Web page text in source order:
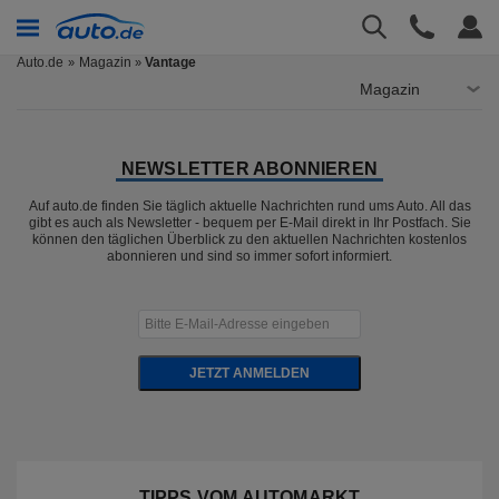
Auto.de Magazin » Vantage
Magazin
NEWSLETTER ABONNIEREN
Auf auto.de finden Sie täglich aktuelle Nachrichten rund ums Auto. All das
gibt es auch als Newsletter - bequem per E-Mail direkt in Ihr Postfach. Sie
können den täglichen Überblick zu den aktuellen Nachrichten kostenlos
abonnieren und sind so immer sofort informiert.
JETZT ANMELDEN